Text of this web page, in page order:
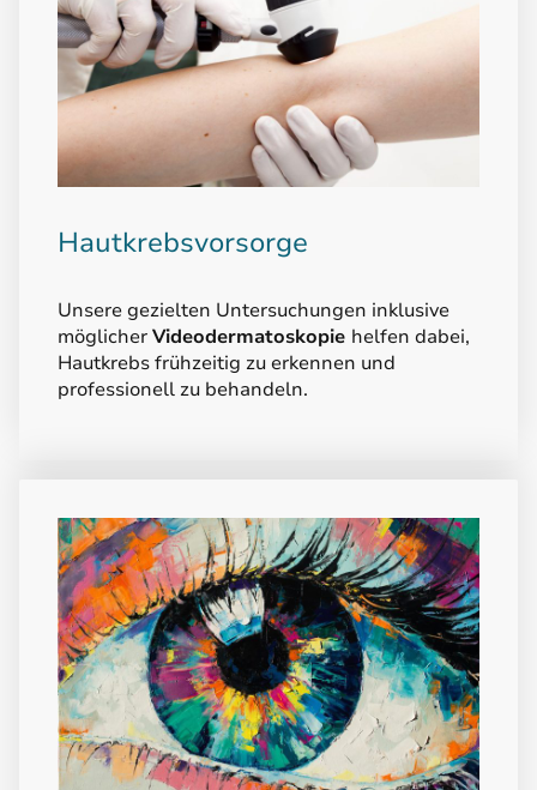
Hautkrebsvorsorge
Unsere gezielten Untersuchungen inklusive
möglicherVideodermatoskopie helfen dabei,
Hautkrebs frühzeitig zu erkennen und
professionell zu behandeln.